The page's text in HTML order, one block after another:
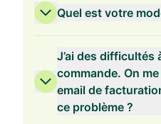
Validité de 3
Validité de 2 ans
Quel est votre
J’ai des difficultés
commande. On
email de
ce problème ?